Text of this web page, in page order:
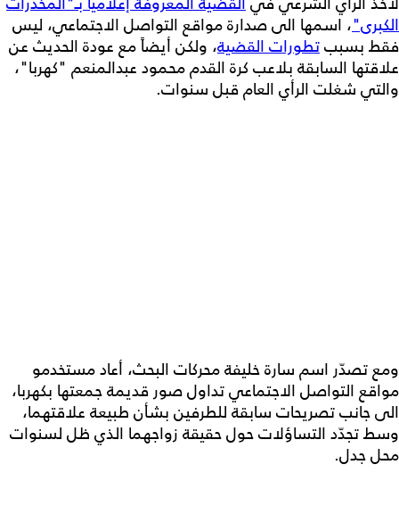
الكبرى"، اسمها الى صدارة مواقع التواصل الاجتماعي، ليس
فقط بسببتطورات القضية، ولكن أيضاً مع عودة الحديث عن
علاقتها السابقة بلاعب كرة القدم محمود عبدالمنعم "كهربا"،
والتي شغلت الرأي العام قبل سنوات.
ومع تصدّر اسم سارة خليفة محركات البحث، أعاد مستخدمو
مواقع التواصل الاجتماعي تداول صور قديمة جمعتها بكهربا،
الى جانب تصريحات سابقة للطرفين بشأن طبيعة علاقتهما،
وسط تجدّد التساؤلات حول حقيقة زواجهما الذي ظل لسنوات
محل جدل.